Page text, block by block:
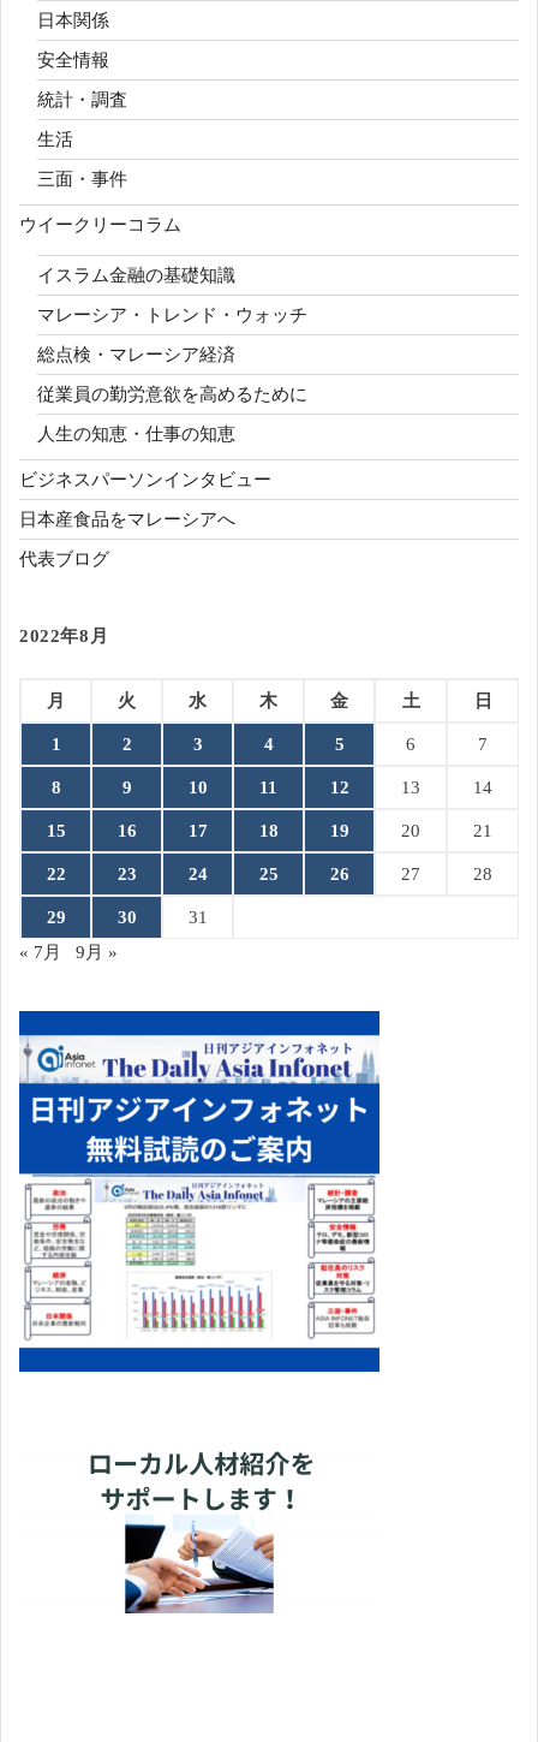
日本関係
安全情報
統計・調査
生活
三面・事件
ウイークリーコラム
イスラム金融の基礎知識
マレーシア・トレンド・ウォッチ
総点検・マレーシア経済
従業員の勤労意欲を高めるために
人生の知恵・仕事の知恵
ビジネスパーソンインタビュー
日本産食品をマレーシアへ
代表ブログ
2022年8月
月 火 水 木 金 土 日
1 2 3 4 5 6 7
8 9 10 11 12 13 14
15 16 17 18 19 20 21
22 23 24 25 26 27 28
29 30
31
« 7月
9月 »